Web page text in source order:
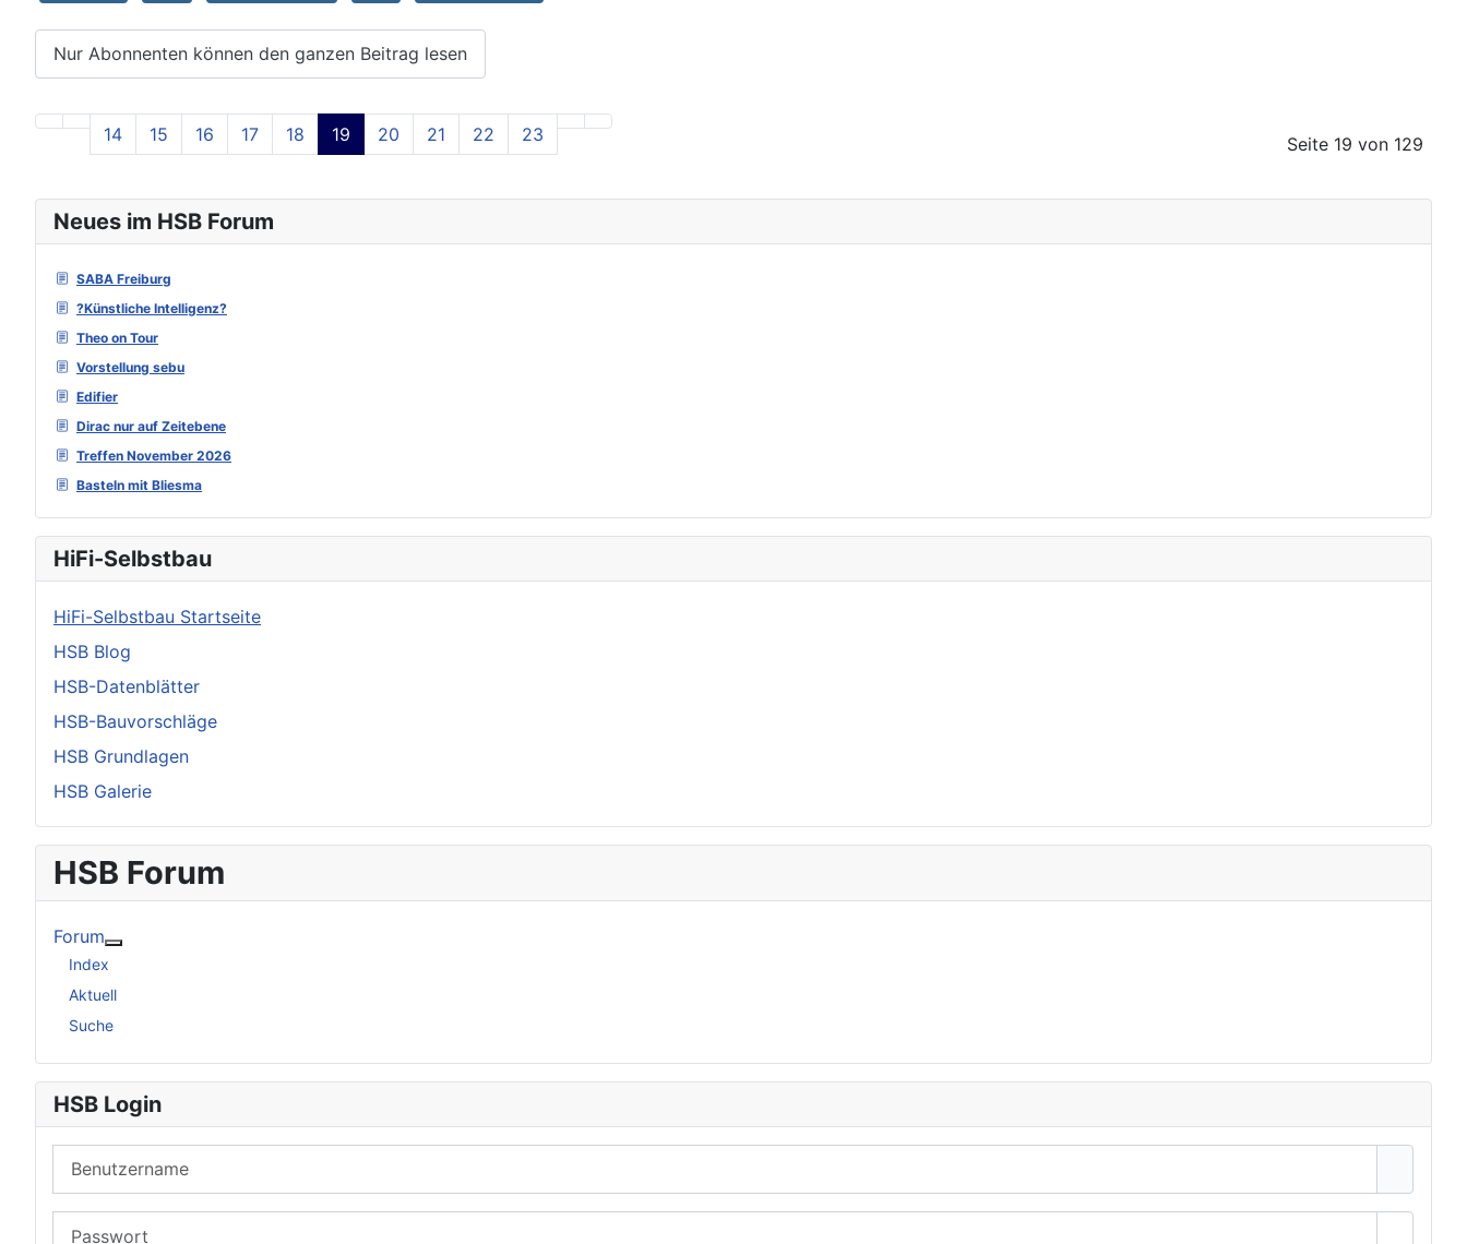
Neues im HSB Forum
SABA Freiburg
?Künstliche Intelligenz?
Theo on Tour
Vorstellung sebu
Edifier
Dirac nur auf Zeitebene
Treffen November 2026
Basteln mit Bliesma
HiFi-Selbstbau
HiFi-Selbstbau Startseite
HSB Blog
HSB-Datenblätter
HSB-Bauvorschläge
HSB Grundlagen
HSB Galerie
HSB Forum
Forum
Index
Aktuell
Suche
HSB Login
Nur Abonnenten können den ganzen Beitrag lesen
Seite 19 von 129
14 15 16 17 18 19 20 21 22 23